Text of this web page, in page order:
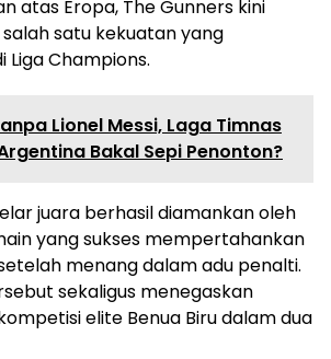
atas Eropa, The Gunners kini
satu kekuatan yang
Champions.
Lionel Messi, Laga Timnas
Bakal Sepi Penonton?
juara berhasil diamankan oleh
yang sukses mempertahankan
menang dalam adu penalti.
sekaligus menegaskan
elite Benua Biru dalam dua